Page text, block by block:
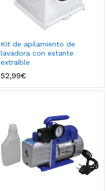
Kit de apilamiento de
lavadora con estante
extraíble
52,99€